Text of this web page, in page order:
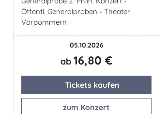
Öffentl. Generalproben - Theater
Vorpommern
05.10.2026
ab 16,80 €
Tickets kaufen
zum Konzert